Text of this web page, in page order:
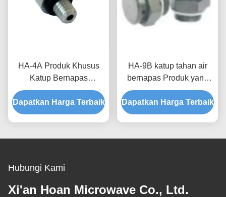
HA-4A Produk Khusus
Katup Bernapas
Waterproof untuk
Perlindungan Peralatan
yang Optimal dan
Dapatkan Harga Terbaik
HA-9B katup tahan air
bernapas Produk yang
disesuaikan untuk
elektronik konsumen dan
Waterproofing Tingkat
Dapatkan Harga Terbaik
Hubungi Kami
Xi'an Hoan Microwave Co., Ltd.